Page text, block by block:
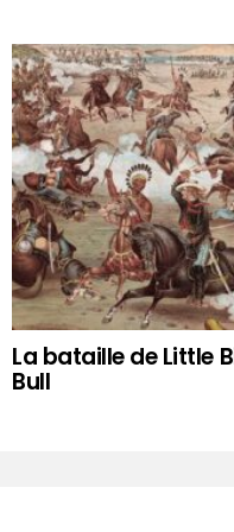
La bataille de Little
Bull